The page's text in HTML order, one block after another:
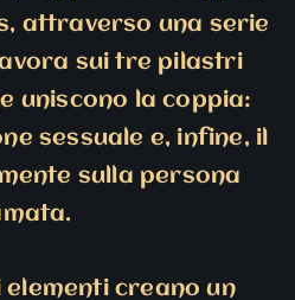
attraverso una serie
sui tre pilastri
uniscono la coppia:
sessuale e, infine, il
sulla persona
elementi creano un